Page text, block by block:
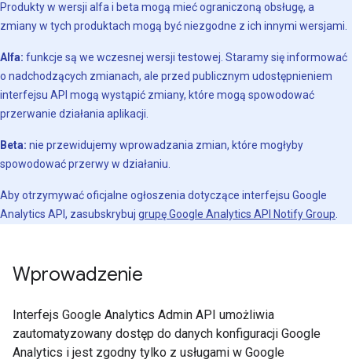
Produkty w wersji alfa i beta mogą mieć ograniczoną obsługę, a
zmiany w tych produktach mogą być niezgodne z ich innymi wersjami.
Alfa: funkcje są we wczesnej wersji testowej. Staramy się informować
o nadchodzących zmianach, ale przed publicznym udostępnieniem
interfejsu API mogą wystąpić zmiany, które mogą spowodować
przerwanie działania aplikacji.
Beta: nie przewidujemy wprowadzania zmian, które mogłyby
spowodować przerwy w działaniu.
Aby otrzymywać oficjalne ogłoszenia dotyczące interfejsu Google
Analytics API, zasubskrybuj grupę Google Analytics API Notify Group
Wprowadzenie
Interfejs Google Analytics Admin API umożliwia
zautomatyzowany dostęp do danych konfiguracji Google
Analytics i jest zgodny tylko z usługami w Google